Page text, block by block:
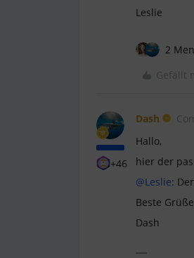
Leslie
2
Gefällt
+46
Dash
Hallo,
hier der
@Leslie:
Beste Grüße
Dash